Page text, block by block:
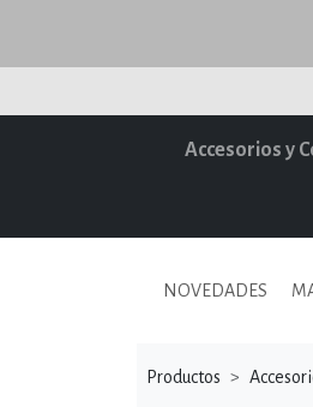
Accesorios y
NOVEDADES
Productos